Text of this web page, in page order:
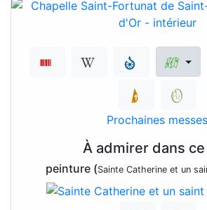
Prochaines messes
À admirer dans
peinture (Sainte Catherine et un